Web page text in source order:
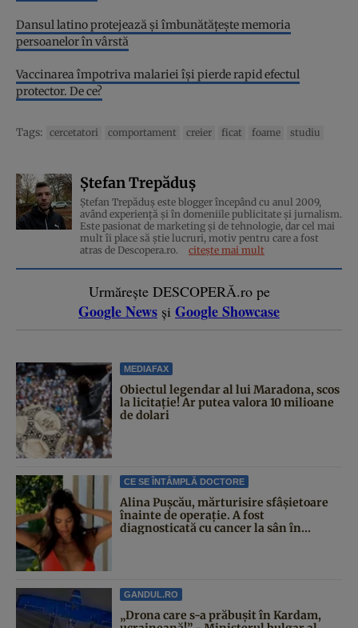
Dansul latino protejează și îmbunătățește memoria
persoanelor în vârstă
Vaccinarea împotriva malariei își pierde rapid efectul
protector. De ce?
Tags: cercetatori comportament creier ficat foame studiu
Ștefan Trepăduș
Ștefan Trepăduș este blogger începând cu anul 2009,
având experiență și în domeniile publicitate și jurnalism.
Este pasionat de marketing și de tehnologie, dar cel mai
mult îi place să știe lucruri, motiv pentru care a fost
atras de Descopera.ro.
citește mai mult
Urmărește DESCOPERĂ.ro pe
Google News și Google Showcase
MEDIAFAX
Obiectul legendar al lui Maradona, scos
la licitație! Ar putea valora 10 milioane
de dolari
CE SE ÎNTÂMPLĂ DOCTORE
Alina Pușcău, mărturisire sfâșietoare
înainte de operație. A fost
diagnosticată cu cancer la sân în...
GANDUL.RO
„Drona care s-a prăbușit în Kardam,